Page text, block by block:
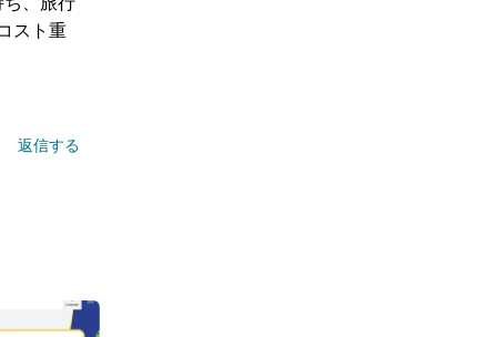
スト重
返信する